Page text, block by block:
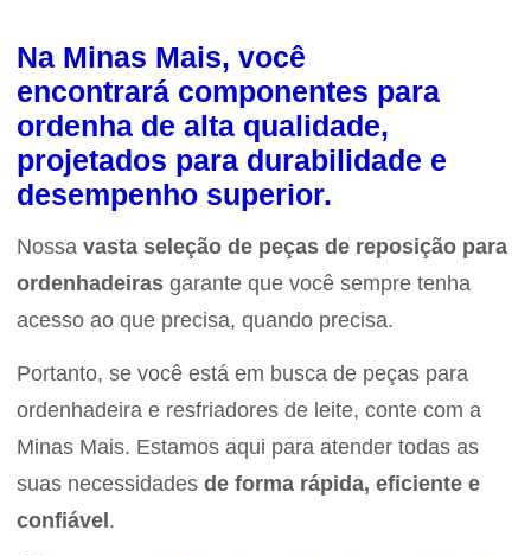
Na Minas Mais, você
encontrará componentes para
ordenha de alta qualidade,
projetados para durabilidade e
desempenho superior.
Nossa vasta seleção de peças de reposição para
ordenhadeiras garante que você sempre tenha
acesso ao que precisa, quando precisa.
Portanto, se você está em busca de peças para
ordenhadeira e resfriadores de leite, conte com a
Minas Mais. Estamos aqui para atender todas as
suas necessidades de forma rápida, eficiente e
confiável.